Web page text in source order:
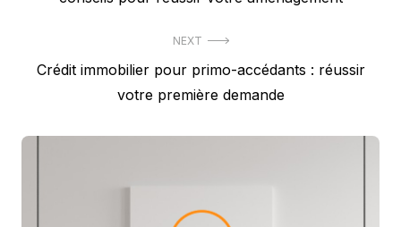
NEXT
Next
Crédit immobilier pour primo-accédants : réussir
votre première demande